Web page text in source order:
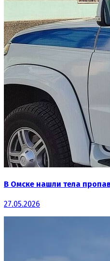
В Омске нашли тела
27.05.2026